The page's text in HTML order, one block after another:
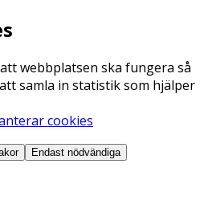
webbplatsen ska fungera så
samla in statistik som hjälper
cookies
Endast nödvändiga